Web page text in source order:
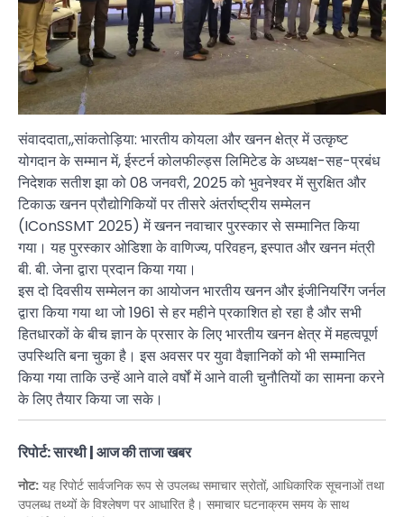
संवाददाता,,सांकतोड़िया: भारतीय कोयला और खनन क्षेत्र में उत्कृष्ट
योगदान के सम्मान में, ईस्टर्न कोलफील्ड्स लिमिटेड के अध्यक्ष-सह-प्रबंध
निदेशक सतीश झा को 08 जनवरी, 2025 को भुवनेश्वर में सुरक्षित और
टिकाऊ खनन प्रौद्योगिकियों पर तीसरे अंतर्राष्ट्रीय सम्मेलन
(IConSSMT 2025) में खनन नवाचार पुरस्कार से सम्मानित किया
गया। यह पुरस्कार ओडिशा के वाणिज्य, परिवहन, इस्पात और खनन मंत्री
बी. बी. जेना द्वारा प्रदान किया गया।
इस दो दिवसीय सम्मेलन का आयोजन भारतीय खनन और इंजीनियरिंग जर्नल
द्वारा किया गया था जो 1961 से हर महीने प्रकाशित हो रहा है और सभी
हितधारकों के बीच ज्ञान के प्रसार के लिए भारतीय खनन क्षेत्र में महत्वपूर्ण
उपस्थिति बना चुका है। इस अवसर पर युवा वैज्ञानिकों को भी सम्मानित
किया गया ताकि उन्हें आने वाले वर्षों में आने वाली चुनौतियों का सामना करने
के लिए तैयार किया जा सके।
रिपोर्ट: सारथी | आज की ताजा खबर
नोट: यह रिपोर्ट सार्वजनिक रूप से उपलब्ध समाचार स्रोतों, आधिकारिक सूचनाओं तथा
उपलब्ध तथ्यों के विश्लेषण पर आधारित है। समाचार घटनाक्रम समय के साथ